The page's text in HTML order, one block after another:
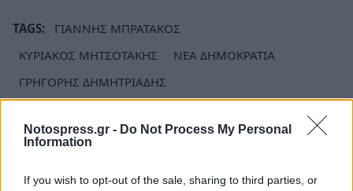
Notospress.gr - Do Not Process My Personal
Information
If you wish to opt-out of the sale, sharing to third parties, or
TAGS:
ΓΙΑΝΝΗΣ ΜΠΡΑΤΑΚΟΣ
ΚΥΡΙΑΚΟΣ ΜΗΤΣΟΤΑΚΗΣ
ΝΕΑ ΔΗΜΟΚΡΑΤΙΑ
ΓΡΗΓΟΡΗΣ ΔΗΜΗΤΡΙΑΔΗΣ